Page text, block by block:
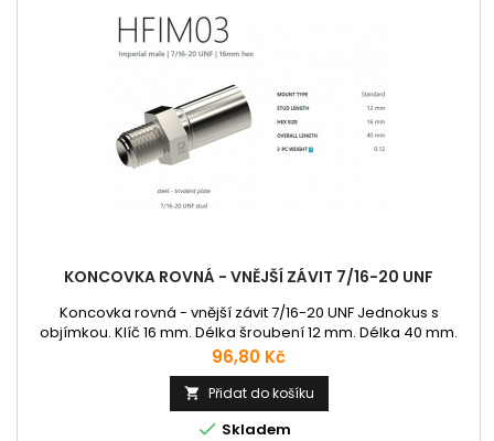
KONCOVKA ROVNÁ - VNĚJŠÍ ZÁVIT 7/16-20 UNF
Koncovka rovná - vnější závit 7/16-20 UNF Jednokus s
objímkou. Klíč 16 mm. Délka šroubení 12 mm. Délka 40 mm.
Cena
96,80 Kč
 Přidat do košíku
 Skladem